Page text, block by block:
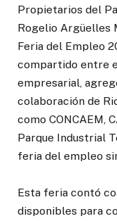
Propietarios del
Rogelio Argüelles
Feria del Empleo
compartido entre
empresarial,
colaboración de
como CONCAEM,
Parque Industrial
feria del empleo
Esta feria contó
disponibles para